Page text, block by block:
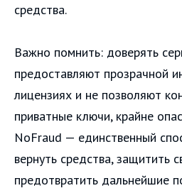
средства.
Важно помнить: доверять
предоставляют прозрачной
лицензиях и не позволяют
приватные ключи, крайне
NoFraud — единственный
вернуть средства, защитить
предотвратить дальнейшие